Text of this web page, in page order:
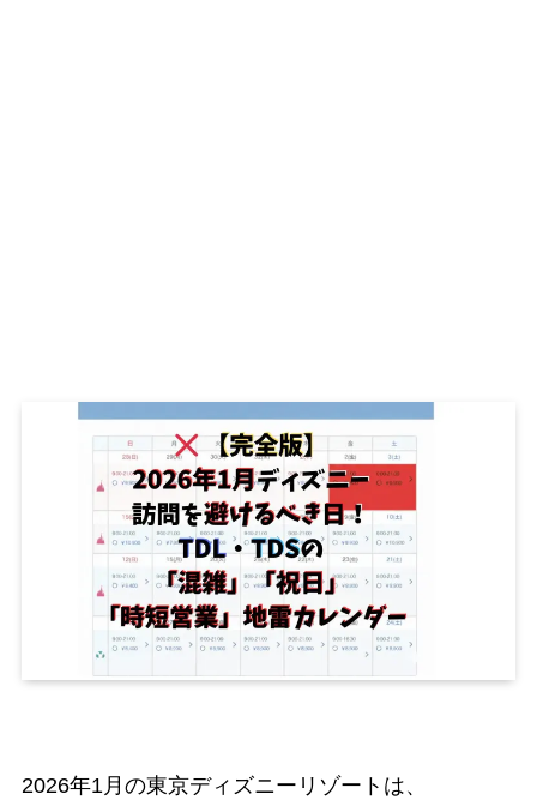
2026年1月の東京ディズニーリゾートは、